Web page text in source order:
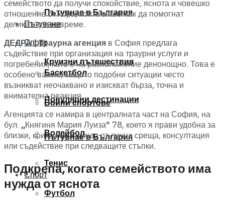
Пътуване
Круизни пътешествия
Популярни дестинации
Пътувнае в България
Спорт
Пътувнае в България
Спорт
Баскетбол
Бойни спортове
Волейбол
Тенис
Футбол
семейството да получи спокойствие, яснота и човешко
отношение от хора, които знаят как да помогнат
деликатно и навреме.
ДЕДРА | Траурна агенция в София предлага
съдействие при организация на траурни услуги и
погребения, като е на разположение денонощно. Това е
особено важно, защото подобни ситуации често
възникват неочаквано и изискват бърза, точна и
внимателна реакция.
Агенцията се намира в централната част на София, на
бул. „Княгиня Мария Луиза“ 78, което я прави удобна за
близки, които имат нужда от лична среща, консултация
или съдействие при следващите стъпки.
Подкрепа, когато семейството има
нужда от яснота